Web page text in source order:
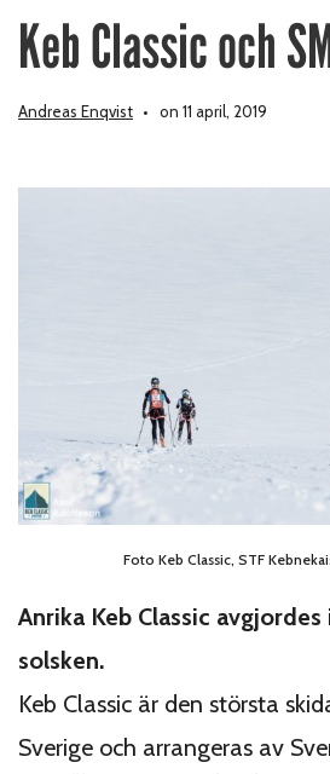
Keb Classic och
Andreas Enqvist on 11 april, 2019
Foto Keb Classic, STF
Anrika Keb Classic
solsken.
Keb Classic är den största
Sverige och arrangeras av